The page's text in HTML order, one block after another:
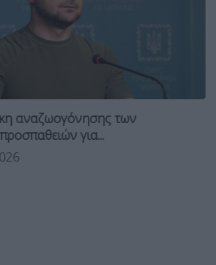
αναζωογόνησης των
για...